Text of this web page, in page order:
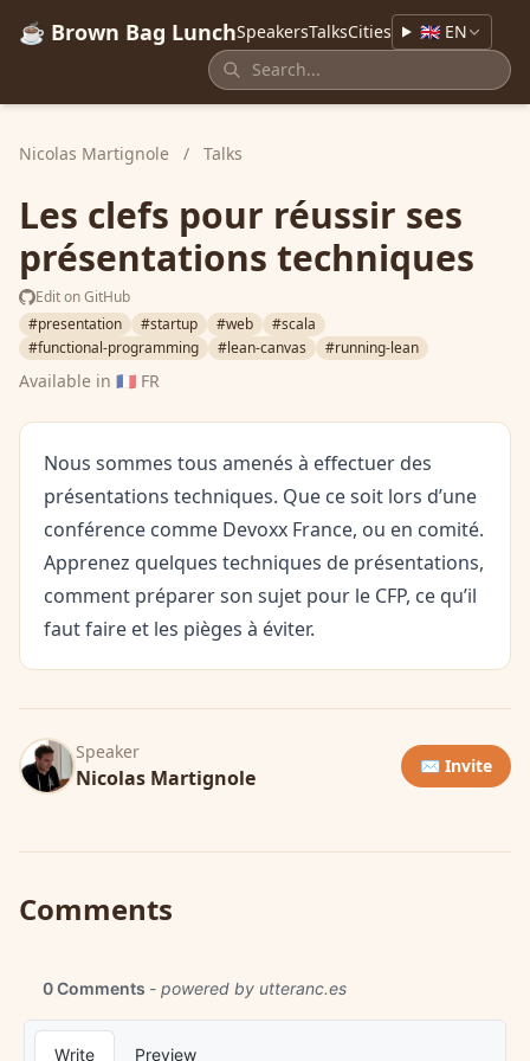
☕ Brown Bag LunchSpeakersTalksCities 🇬🇧 EN
Nicolas Martignole / Talks
Les clefs pour réussir ses
présentations techniques
Edit on GitHub
#presentation
#startup #web
#scala
#functional-programming
#lean-canvas #running-lean
Available in 🇫🇷 FR
Nous sommes tous amenés à effectuer des
présentations techniques. Que ce soit lors d’une
conférence comme Devoxx France, ou en comité.
Apprenez quelques techniques de présentations,
comment préparer son sujet pour le CFP, ce qu’il
faut faire et les pièges à éviter.
Speaker
Nicolas Martignole ✉️ Invite
Comments